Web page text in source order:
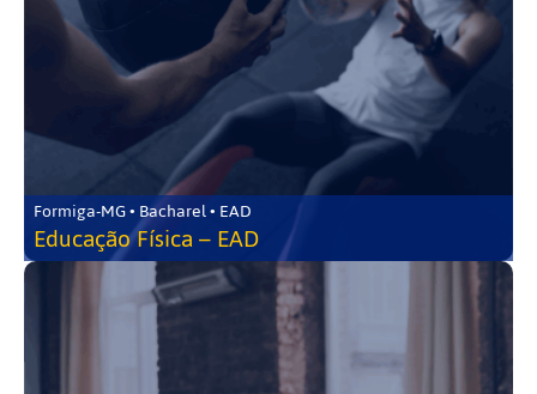
Formiga-MG • Bacharel • EAD
Educação Física – EAD